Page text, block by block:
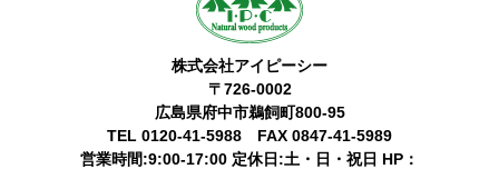
株式会社アイピーシー
〒726-0002
広島県府中市鵜飼町800-95
TEL 0120-41-5988 FAX 0847-41-5989
営業時間:9:00-17:00 定休日:土・日・祝日 HP：